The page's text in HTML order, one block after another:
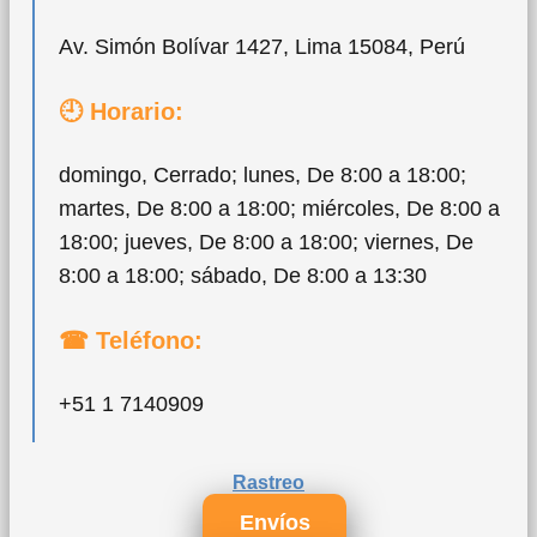
Av. Simón Bolívar 1427, Lima 15084, Perú
🕘 Horario:
domingo, Cerrado; lunes, De 8:00 a 18:00;
martes, De 8:00 a 18:00; miércoles, De 8:00 a
18:00; jueves, De 8:00 a 18:00; viernes, De
8:00 a 18:00; sábado, De 8:00 a 13:30
☎ Teléfono:
+51 1 7140909
Rastreo
Envíos